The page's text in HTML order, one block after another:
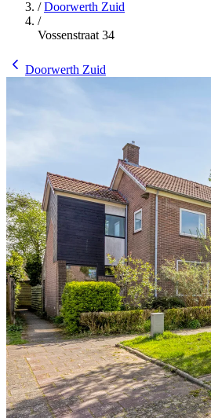
/Doorwerth Zuid
/
Vossenstraat 34
Doorwerth Zuid